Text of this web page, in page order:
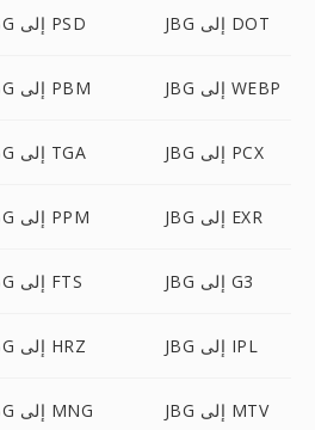
JBG إلى PSD JBG إلى DOT
JBG إلى PBM JBG إلى WEBP
JBG إلى TGA JBG إلى PCX
JBG إلى PPM JBG إلى EXR
JBG إلى FTS JBG إلى G3
JBG إلى HRZ JBG إلى IPL
JBG إلى MNG JBG إلى MTV